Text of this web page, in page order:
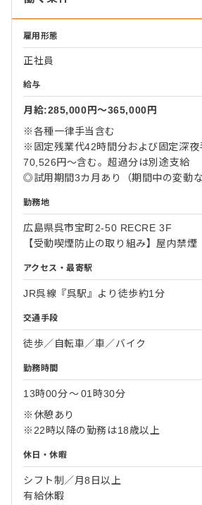
雇用形態
正社員
給与
月給:285,000円〜365,000円
※各種一律手当含む
※固定残業代42時間分および固定深夜
70,526円～含む。超過分は別途支給
◎試用期間3カ月あり（期間中の変動な
勤務地
広島県呉市宝町2-50 RECRE 3F
【受動喫煙防止の取り組み】屋内禁煙
アクセス・最寄駅
JR呉線『呉駅』より徒歩約1分
交通手段
徒歩／自転車／車／バイク
勤務時間
13時00分〜01時30分
※休憩あり
※22時以降の勤務は18歳以上
休日・休暇
シフト制／月8日以上
有給休暇